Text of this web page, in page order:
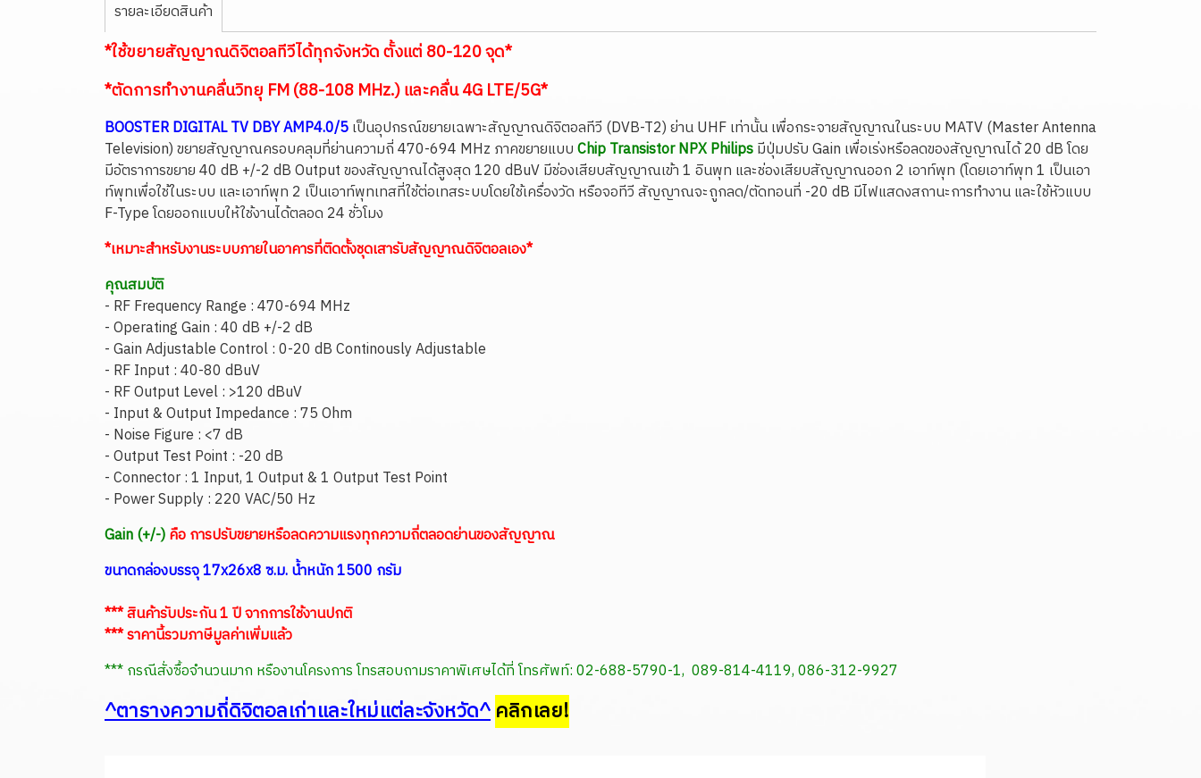
รายละเอียดสินค้า
*ใช้ขยายสัญญาณดิจิตอลทีวีได้ทุกจังหวัด ตั้งแต่ 80-120 จุด*
*ตัดการทำงานคลื่นวิทยุ FM (88-108 MHz.) และคลื่น 4G LTE/5G*
BOOSTER DIGITAL TV DBY AMP4.0/5เป็นอุปกรณ์ขยายเฉพาะสัญญาณดิจิตอลทีวี (DVB-T2) ย่าน UHF เท่านั้น เพื่อกระจายสัญญาณในระบบ MATV (Master Antenna
Television) ขยายสัญญาณครอบคลุมที่ย่านความถี่ 470-694 MHz ภาคขยายแบบChipTransistor NPX Philipsมีปุ่มปรับ Gain เพื่อเร่งหรือลดของสัญญาณได้ 20 dB โดย
มีอัตราการขยาย 40 dB +/-2 dB Output ของสัญญาณได้สูงสุด 120 dBuV มีช่องเสียบสัญญาณเข้า 1 อินพุท และช่องเสียบสัญญาณออก 2 เอาท์พุท (โดยเอาท์พุท 1 เป็นเอา
ท์พุทเพื่อใช้ในระบบ และเอาท์พุท 2 เป็นเอาท์พุทเทสที่ใช้ต่อเทสระบบโดยใช้เครื่องวัด หรือจอทีวี สัญญาณจะถูกลด/ตัดทอนที่ -20 dB มีไฟแสดงสถานะการทำงาน และใช้หัวแบบ
F-Type โดยออกแบบให้ใช้งานได้ตลอด 24 ชั่วโมง
*เหมาะสำหรับงานระบบภายในอาคารที่ติดตั้งชุดเสารับสัญญาณดิจิตอลเอง*
คุณสมบัติ
- RF Frequency Range : 470-694 MHz
- Operating Gain : 40 dB +/-2 dB
- Gain Adjustable Control : 0-20 dB Continously Adjustable
- RF Input : 40-80 dBuV
- RF Output Level : >120 dBuV
- Input & Output Impedance : 75 Ohm
- Noise Figure : <7 dB
- Output Test Point : -20 dB
- Connector : 1 Input, 1 Output & 1 Output Test Point
- Power Supply : 220 VAC/50 Hz
Gain (+/-)คือ การปรับขยายหรือลดความแรงทุกความถี่ตลอดย่านของสัญญาณ
ขนาดกล่องบรรจุ 17x26x8 ซ.ม. น้ำหนัก 1500 กรัม
*** สินค้ารับประกัน 1 ปี จากการใช้งานปกติ
*** ราคานี้รวมภาษีมูลค่าเพิ่มแล้ว
*** กรณีสั่งซื้อจำนวนมาก หรืองานโครงการ โทรสอบถามราคาพิเศษได้ที่ โทรศัพท์: 02-688-5790-1, 089-814-4119, 086-312-9927
^ตารางความถี่ดิจิตอลเก่าและใหม่แต่ละจังหวัด^คลิกเลย!